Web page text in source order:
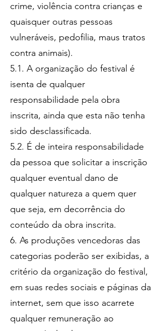
crime, violência contra crianças e
quaisquer outras pessoas
vulneráveis, pedofilia, maus tratos
contra animais).
5.1. A organização do festival é
isenta de qualquer
responsabilidade pela obra
inscrita, ainda que esta não tenha
sido desclassificada.
5.2. É de inteira responsabilidade
da pessoa que solicitar a inscrição
qualquer eventual dano de
qualquer natureza a quem quer
que seja, em decorrência do
conteúdo da obra inscrita.
6. As produções vencedoras das
categorias poderão ser exibidas, a
critério da organização do festival,
em suas redes sociais e páginas da
internet, sem que isso acarrete
qualquer remuneração ao